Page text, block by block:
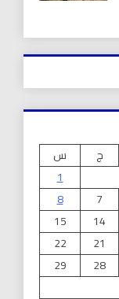
ج
س
1
7
8
14
15
21
22
28
29